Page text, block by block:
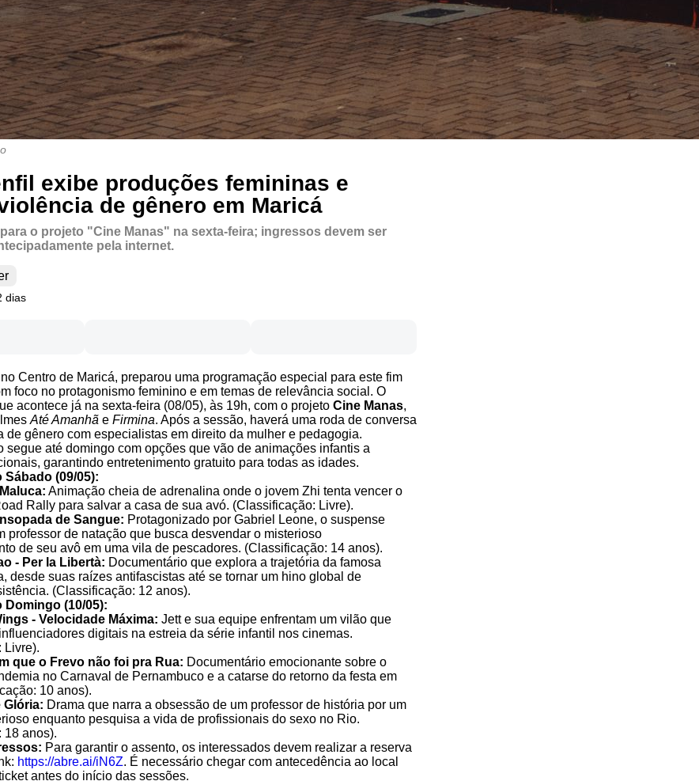
exibe produções femininas e
de gênero em Maricá
o projeto "Cine Manas" na sexta-feira; ingressos devem ser
pela internet.
dias
Centro de Maricá, preparou uma programação especial para este fim
foco no protagonismo feminino e em temas de relevância social. O
acontece já na sexta-feira (08/05), às 19h, com o projeto Cine Manas,
Até Amanhã e Firmina. Após a sessão, haverá uma roda de conversa
de gênero com especialistas em direito da mulher e pedagogia.
segue até domingo com opções que vão de animações infantis a
garantindo entretenimento gratuito para todas as idades.
Sábado (09/05):
Animação cheia de adrenalina onde o jovem Zhi tenta vencer o
Rally para salvar a casa de sua avó. (Classificação: Livre).
de Sangue: Protagonizado por Gabriel Leone, o suspense
professor de natação que busca desvendar o misterioso
de seu avô em uma vila de pescadores. (Classificação: 14 anos).
- Per la Libertà: Documentário que explora a trajetória da famosa
desde suas raízes antifascistas até se tornar um hino global de
(Classificação: 12 anos).
Domingo (10/05):
- Velocidade Máxima: Jett e sua equipe enfrentam um vilão que
digitais na estreia da série infantil nos cinemas.
Livre).
que o Frevo não foi pra Rua: Documentário emocionante sobre o
no Carnaval de Pernambuco e a catarse do retorno da festa em
10 anos).
Glória: Drama que narra a obsessão de um professor de história por um
enquanto pesquisa a vida de profissionais do sexo no Rio.
18 anos).
Para garantir o assento, os interessados devem realizar a reserva
https://abre.ai/iN6Z. É necessário chegar com antecedência ao local
antes do início das sessões.